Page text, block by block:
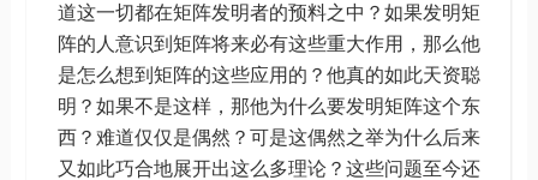
道这一切都在矩阵发明者的预料之中？如果发明矩
阵的人意识到矩阵将来必有这些重大作用，那么他
是怎么想到矩阵的这些应用的？他真的如此天资聪
明？如果不是这样，那他为什么要发明矩阵这个东
西？难道仅仅是偶然？可是这偶然之举为什么后来
又如此巧合地展开出这么多理论？这些问题至今还